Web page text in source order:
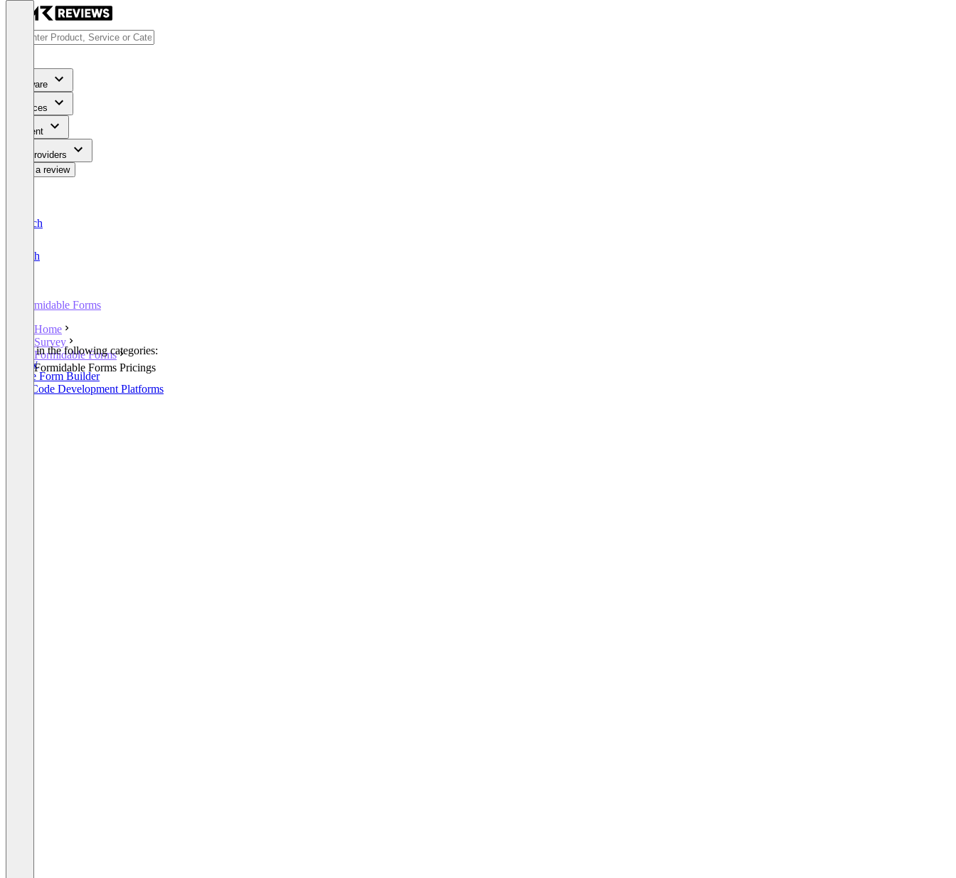
Software
Services
Content
For Providers
Write a review
Deutsch
English
Formidable Forms
Home
Survey
Formidable Forms
Formidable Forms Pricings
Listed in the following categories:
Survey
Online Form Builder
Low-Code Development Platforms